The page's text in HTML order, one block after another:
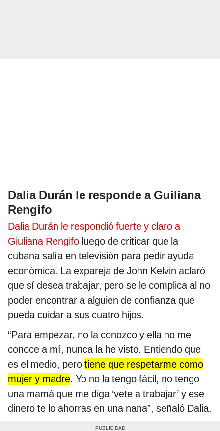
Dalia Durán le responde a Guiliana
Rengifo
Dalia Durán le respondió fuerte y claro a
Giuliana Rengifo luego de criticar que la
cubana salía en televisión para pedir ayuda
económica. La expareja de John Kelvin aclaró
que sí desea trabajar, pero se le complica al no
poder encontrar a alguien de confianza que
pueda cuidar a sus cuatro hijos.
“Para empezar, no la conozco y ella no me
conoce a mí, nunca la he visto. Entiendo que
es el medio, pero tiene que respetarme como
mujer y madre. Yo no la tengo fácil, no tengo
una mamá que me diga ‘vete a trabajar’ y ese
dinero te lo ahorras en una nana”, señaló Dalia.